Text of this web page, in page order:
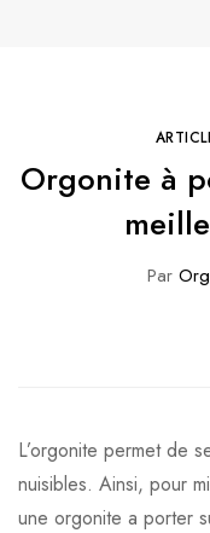
Orgonite à
Par
L’orgonite permet de
nuisibles. Ainsi, pour
une orgonite a porter